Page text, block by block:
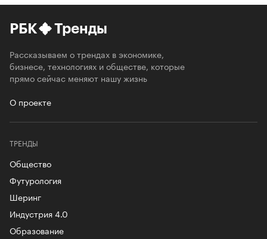
РБК Тренды
Рассказываем о трендах в экономике,
бизнесе, технологиях и обществе, которые
прямо сейчас меняют нашу жизнь
О проекте
ТРЕНДЫ
Общество
Футурология
Шеринг
Индустрия 4.0
Образование